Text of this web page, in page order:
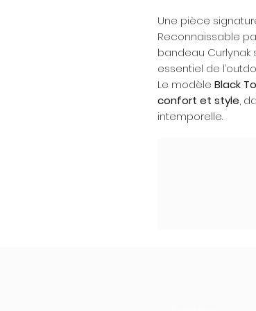
Une pièce
Reconnaissable
bandeau Curlynak
essentiel de
Le modèle Black
confort et style,
intemporelle.